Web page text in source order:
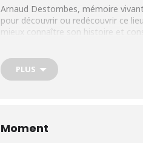
Arnaud Destombes, mémoire
pour découvrir ou redécouvrir ce
mieux connaître son histoire et
coffrage de protection à la fin de
https://www.facebook.com/
PLUS
Moment